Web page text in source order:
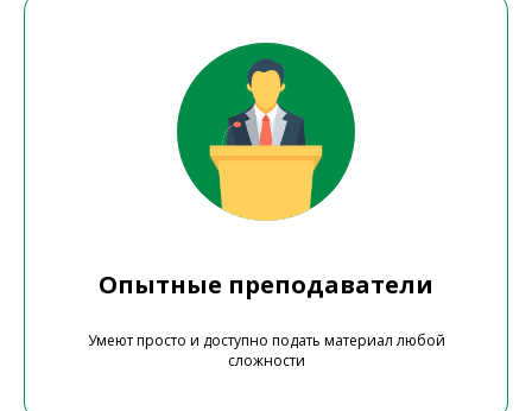
Опытные преподаватели
Умеют просто и доступно подать материал любой
сложности